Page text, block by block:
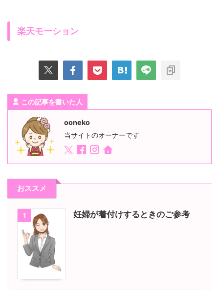
楽天モーション
この記事を書いた人
ooneko
当サイトのオーナーです
おススメ
1 妊婦が着付けするときのご参考